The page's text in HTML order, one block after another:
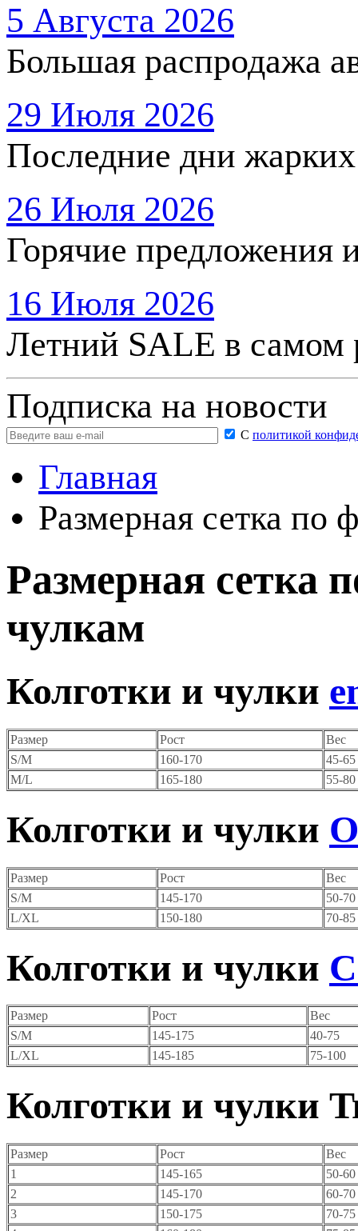
5 Августа 2026
Большая распродажа
29 Июля 2026
Последние дни
26 Июля 2026
Горячие предложения
16 Июля 2026
Летний SALE в самом
Подписка на новости
С политикой
Главная
Размерная сетка по
Размерная сетка
чулкам
Колготки и чулки
Размер Рост
Вес
S/M
160-170
45-65
M/L
165-180 55-80
Колготки и чулки
Размер Рост
Вес
S/M
145-170
50-70
L/XL
150-180 70-85
Колготки и чулки
Размер Рост
Вес
S/M
145-175
40-75
L/XL
145-185 75-100
Колготки и чулки
Размер Рост
Вес
1
145-165
50-60
2
145-170
60-70
3
150-175
70-75